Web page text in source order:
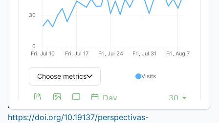
autenticado)
DOI:
https://doi.org/10.19137/perspectivas-